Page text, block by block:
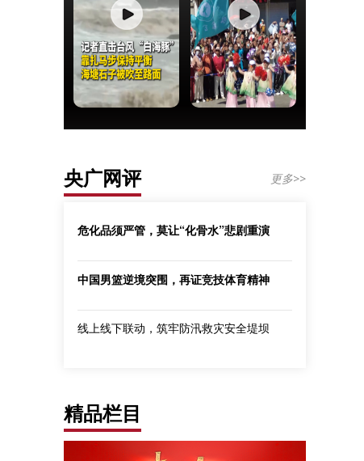
央广网评 更多>>
危化品须严管，莫让“化骨水”悲剧重演
中国男篮逆境突围，再证竞技体育精神
线上线下联动，筑牢防汛救灾安全堤坝
精品栏目